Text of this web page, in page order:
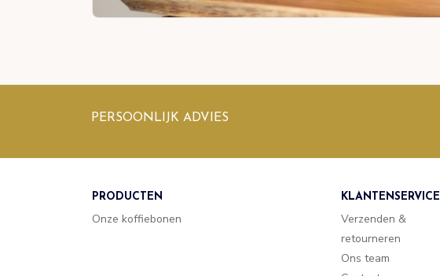
PERSOONLIJK ADVIES
PRODUCTEN
Onze koffiebonen
KLANTENSERVICE
Verzenden &
retourneren
Ons team